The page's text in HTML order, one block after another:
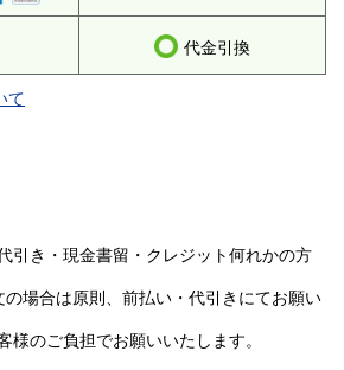
代金引換
て
引き・現金書留・クレジット何れかの方
場合は原則、前払い・代引きにてお願い
様のご負担でお願いいたします。